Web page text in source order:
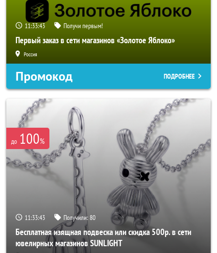
11:33:41 Получи первым!
Первый заказ в сети магазинов «Золотое Яблоко»
Россия
Промокод ПОДРОБНЕЕ
до 100%
11:33:41 Получили: 80
Бесплатная изящная подвеска или скидка 500р. в сети
ювелирных магазинов SUNLIGHT